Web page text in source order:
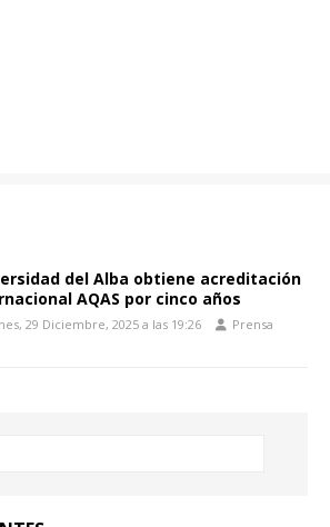
del Alba obtiene acreditación
AQAS por cinco años
29 Diciembre, 2025 a las 19:26 Prensa